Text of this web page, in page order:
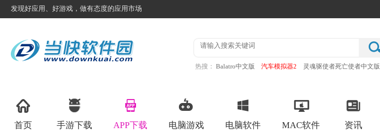
发现好应用、好游戏，做有态度的应用市场
热搜： Balatro中文版 汽车模拟器2
灵魂驱使者死亡使者中文版
首页 手游下载 APP下载 电脑游戏 电脑软件 MAC软件 资讯